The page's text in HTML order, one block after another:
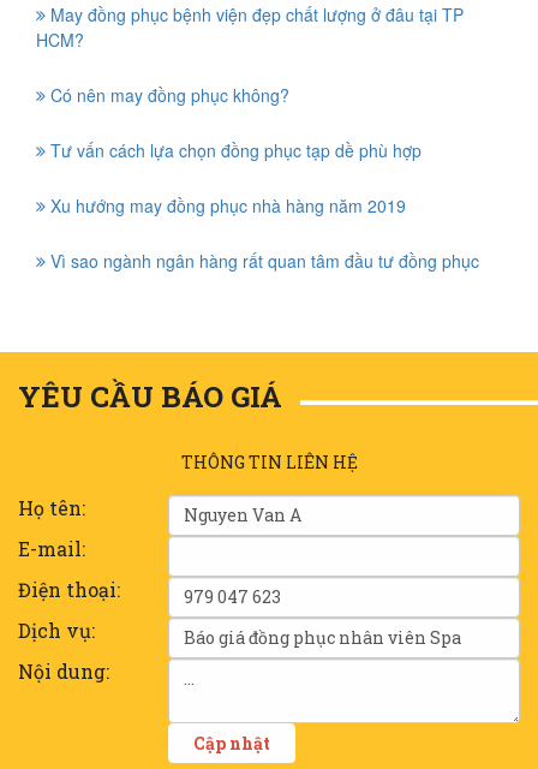
May đồng phục bệnh viện đẹp chất lượng ở đâu tại TP
HCM?
Có nên may đồng phục không?
Tư vấn cách lựa chọn đồng phục tạp dề phù hợp
Xu hướng may đồng phục nhà hàng năm 2019
Vì sao ngành ngân hàng rất quan tâm đầu tư đồng phục
YÊU CẦU BÁO GIÁ
THÔNG TIN LIÊN HỆ
Họ tên:
E-mail:
Điện thoại:
Dịch vụ:
Nội dung: